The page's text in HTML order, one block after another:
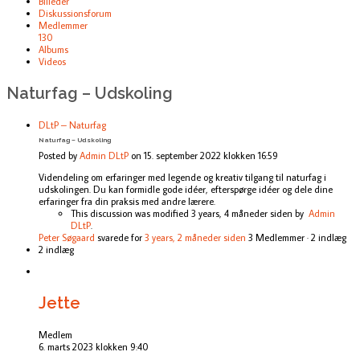
Diskussionsforum
Medlemmer
130
Albums
Videos
Naturfag – Udskoling
DLtP – Naturfag
Naturfag – Udskoling
Posted by Admin DLtP on 15. september 2022 klokken 16:59
Videndeling om erfaringer med legende og kreativ tilgang til naturfag i
udskolingen. Du kan formidle gode idéer, efterspørge idéer og dele dine
erfaringer fra din praksis med andre lærere.
This discussion was modified 3 years, 4 måneder siden by Admin
DLtP
Peter Søgaard svarede for 3 years, 2 måneder siden 3 Medlemmer · 2 indlæg
2 indlæg
Jette
Medlem
6. marts 2023 klokken 9:40